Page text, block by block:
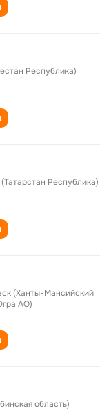
Республика)
Республика)
(Ханты-Мансийский
АО)
область)